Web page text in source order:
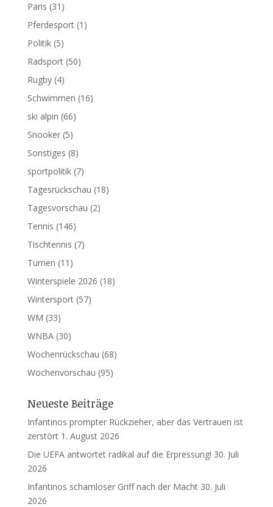
Paris (31)
Pferdesport(1)
Politik(5)
Radsport(50)
Rugby(4)
Schwimmen (16)
ski alpin (66)
Snooker(5)
Sonstiges (8)
sportpolitik(7)
Tagesrückschau (18)
Tagesvorschau (2)
Tennis (146)
Tischtennis (7)
Turnen (11)
Winterspiele 2026 (18)
Wintersport(57)
WM (33)
WNBA(30)
Wochenrückschau (68)
Wochenvorschau (95)
Neueste Beiträge
Infantinos prompter Rückzieher, aber das Vertrauen ist
zerstört 1. August 2026
Die UEFA antwortet radikal auf die Erpressung! 30. Juli
2026
Infantinos schamloser Griff nach der Macht 30. Juli
2026